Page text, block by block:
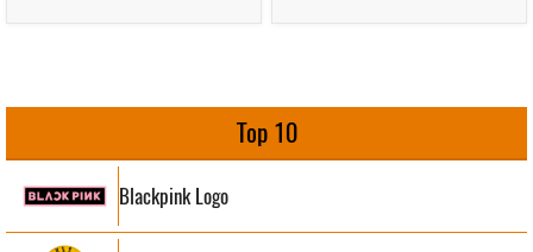
Top 10
Blackpink Logo